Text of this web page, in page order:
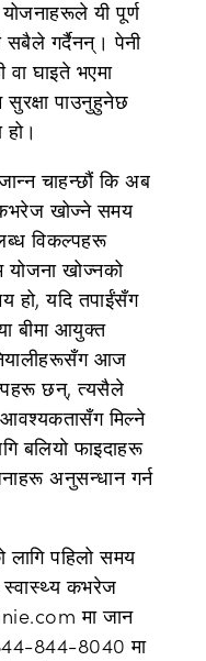
यी पूर्ण
सबैले गर्दैनन्। पेनी
वा घाइते भएमा
पाउनुहुनेछ
चाहन्छौं कि अब
खोज्ने समय
विकल्पहरू
योजना खोज्नको
हो, यदि तपाईंसँग
बीमा आयुक्त
आज
छन्, त्यसैले
आवश्यकतासँग मिल्ने
बलियो फाइदाहरू
अनुसन्धान गर्न
पहिलो समय
स्वास्थ्य कभरेज
मा जान
844-8040 मा